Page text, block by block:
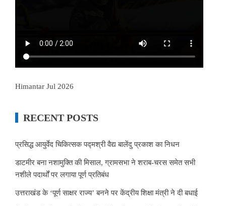
Himantar Jul 2026
RECENT POSTS
प्रसिद्ध आयुर्वेद चिकित्सक पद्मश्री वैद्य बालेंदु प्रकाश का निधन
डाटमीर बना नशामुक्ति की मिसाल, ग्रामसभा ने शराब-चरस समेत सभी
नशीले पदार्थों पर लगाया पूर्ण प्रतिबंध
उत्तराखंड के ‘पूर्ण साक्षर राज्य’ बनने पर केंद्रीय शिक्षा मंत्री ने दी बधाई